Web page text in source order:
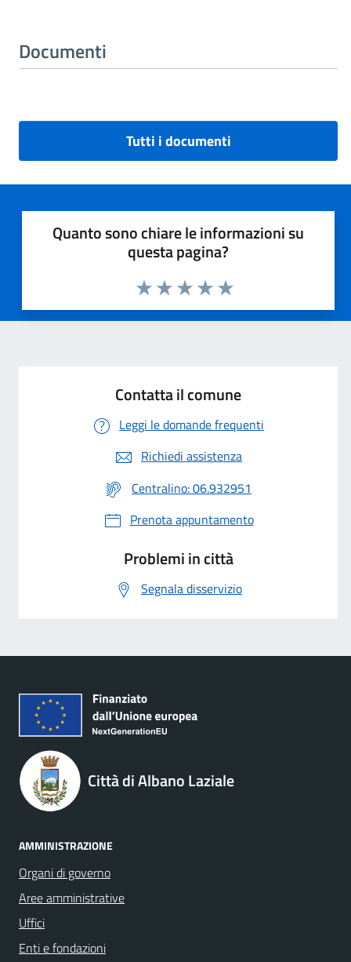
Documenti
Tutti i documenti
Quanto sono chiare le informazioni su
questa pagina?
Valuta 5 stelle su 5
Valuta 4 stelle su 5
Valuta 3 stelle su 5
Valuta 2 stelle su 5
Valuta 1 stelle su 5
Contatta il comune
Leggi le domande frequenti
Richiedi assistenza
Centralino: 06.932951
Prenota appuntamento
Problemi in città
Segnala disservizio
Città di Albano Laziale
AMMINISTRAZIONE
Organi di governo
Aree amministrative
Uffici
Enti e fondazioni